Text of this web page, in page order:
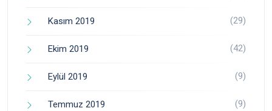
Kasım 2019 (29)
Ekim 2019 (42)
Eylül 2019 (9)
Temmuz 2019 (9)